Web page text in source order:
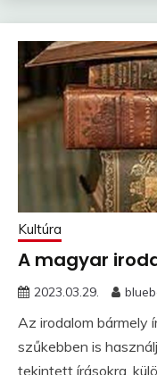
Kultúra
A magyar
2023.03.29.
Az irodalom bármely
szűkebben is
tekintett írásokra,